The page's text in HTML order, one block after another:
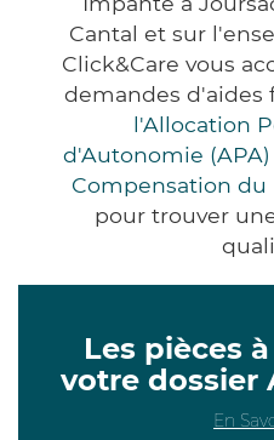
Cantal et sur
Click&Care vous
demandes d'aides
l'Allocation
d'Autonomie (APA)
Compensation du
pour trouver
Les pièces
votre dossier
En